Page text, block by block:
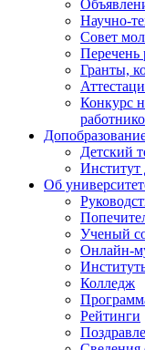
Научно-
Совет
Перечень
Гранты,
Конкурс
Детский
Институт
Об
Ученый
Онлайн-
Колледж
Рейтинги